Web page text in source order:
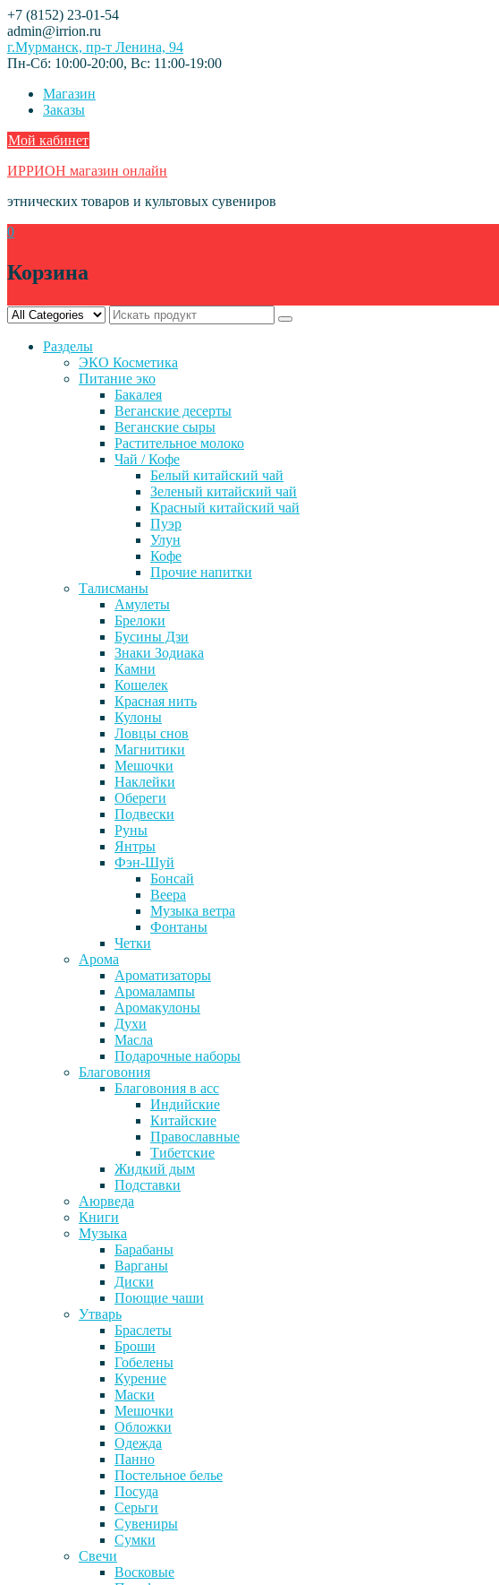
Skip
to
content
+7 (8152) 23-01-54
admin@irrion.ru
г.Мурманск, пр-т Ленина, 94
Пн-Сб: 10:00-20:00, Вс: 11:00-19:00
Магазин
Заказы
Мой кабинет
ИРРИОН магазин онлайн
этнических товаров и культовых сувениров
0
Корзина
Разделы
ЭКО Косметика
Питание эко
Бакалея
Веганские десерты
Веганские сыры
Растительное молоко
Чай / Кофе
Белый китайский чай
Зеленый китайский чай
Красный китайский чай
Пуэр
Улун
Кофе
Прочие напитки
Талисманы
Амулеты
Брелоки
Бусины Дзи
Знаки Зодиака
Камни
Кошелек
Красная нить
Кулоны
Ловцы снов
Магнитики
Мешочки
Наклейки
Обереги
Подвески
Руны
Янтры
Фэн-Шуй
Бонсай
Веера
Музыка ветра
Фонтаны
Четки
Арома
Ароматизаторы
Аромалампы
Аромакулоны
Духи
Масла
Подарочные наборы
Благовония
Благовония в асс
Индийские
Китайские
Православные
Тибетские
Жидкий дым
Подставки
Аюрведа
Книги
Музыка
Барабаны
Варганы
Диски
Поющие чаши
Утварь
Браслеты
Броши
Гобелены
Курение
Маски
Мешочки
Обложки
Одежда
Панно
Постельное белье
Посуда
Серьги
Сувениры
Сумки
Свечи
Восковые